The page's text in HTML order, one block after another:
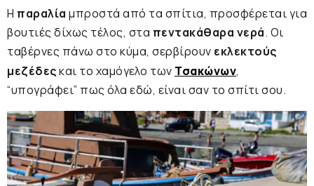
Η παραλία μπροστά από τα σπίτια, προσφέρεται για
βουτιές δίχως τέλος, στα πεντακάθαρα νερά. Οι
ταβέρνες πάνω στο κύμα, σερβίρουν εκλεκτούς
μεζέδεςκαι το χαμόγελο των Τσακώνων,
“υπογράφει” πως όλα εδώ, είναι σαν το σπίτι σου.